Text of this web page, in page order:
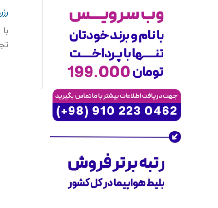
راهکارهای سازمانی و همکاری تجاری
آژانس مسافرتی موج زمزم
راهکارهای سازمانی ویژهبرای کسب‌وکارها،
امکان همکاری با شرکت‌های دولتی و
را فراهم کرده است. اگر شما در
حوزه‌هایایرلاین‌ها،هتل‌ها،تورهای
استفاده از داده‌های دقیق و فناوری‌های
نوین ما، می‌توانید بهره‌وری و رشد
کسب‌وکار خود را به حداکثر برسانید.
همین حالا با ما تماس بگیرید و از
فرصت‌های همکاری مطلع شوید.
چشم‌انداز آینده
این تازهآغاز راهماست. ما به دنبال
گسترش خدمات و تقویت اکوسیستم
مسافرتی خود هستیم. با اعتماد مشتریان